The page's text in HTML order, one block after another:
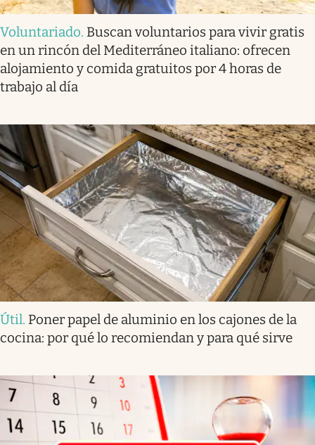
Voluntariado. Buscan voluntarios para vivir gratis
en un rincón del Mediterráneo italiano: ofrecen
alojamiento y comida gratuitos por 4 horas de
trabajo al día
Útil. Poner papel de aluminio en los cajones de la
cocina: por qué lo recomiendan y para qué sirve